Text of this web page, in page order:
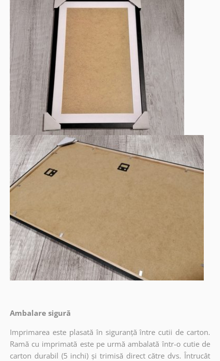
Ambalare sigură
Imprimarea este plasată în siguranță între cutii de carton.
Ramă cu imprimată este pe urmă ambalată într-o cutie de
carton durabil (5 inchi) și trimisă direct către dvs. Întrucât